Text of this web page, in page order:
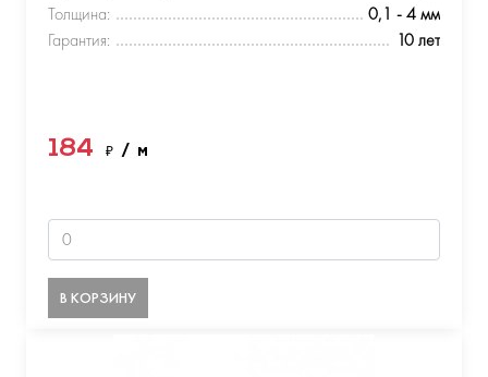
Толщина:
0,1 - 4 мм
Гарантия:
10 лет
184 ₽ / м
В КОРЗИНУ